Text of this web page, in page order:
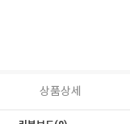
상품상세